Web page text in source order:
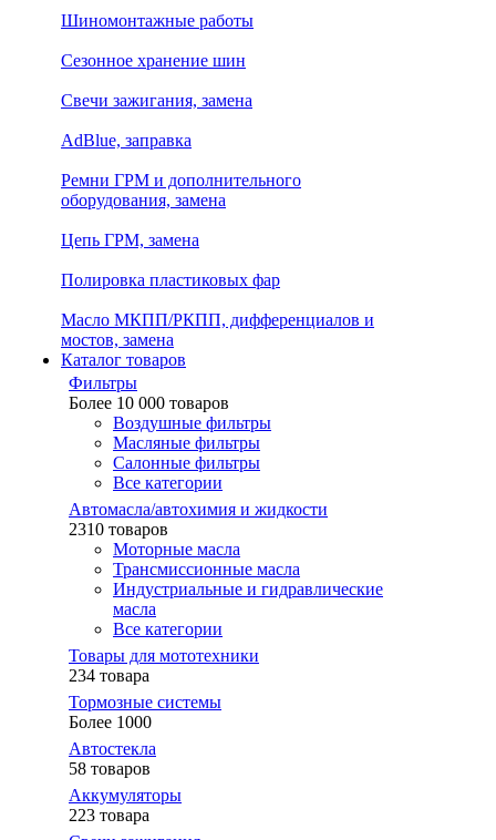
Шиномонтажные работы
Сезонное хранение шин
Свечи зажигания, замена
AdBlue, заправка
Ремни ГРМ и дополнительного
оборудования, замена
Цепь ГРМ, замена
Полировка пластиковых фар
Масло МКПП/РКПП, дифференциалов и
мостов, замена
Каталог товаров
Фильтры
Более 10 000 товаров
Воздушные фильтры
Масляные фильтры
Салонные фильтры
Все категории
Автомасла/автохимия и жидкости
2310 товаров
Моторные масла
Трансмиссионные масла
Индустриальные и гидравлические
масла
Все категории
Товары для мототехники
234 товара
Тормозные системы
Более 1000
Автостекла
58 товаров
Аккумуляторы
223 товара